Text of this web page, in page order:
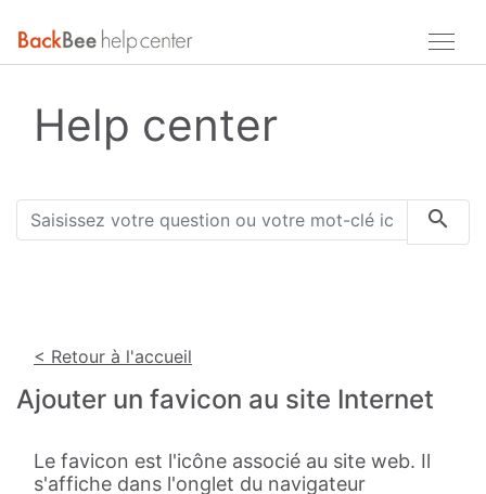
Help center
< Retour à l'accueil
Ajouter un favicon au site Internet
Le favicon est l'icône associé au site web. Il
s'affiche dans l'onglet du navigateur